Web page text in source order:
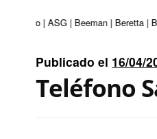
| ASG | Beeman | Beretta |
Publicado el 16/04/
Teléfono